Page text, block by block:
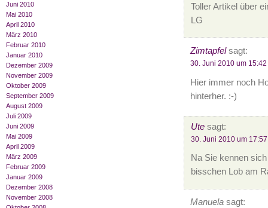
Juni 2010
Mai 2010
April 2010
März 2010
Februar 2010
Januar 2010
Dezember 2009
November 2009
Oktober 2009
September 2009
August 2009
Juli 2009
Juni 2009
Mai 2009
April 2009
März 2009
Februar 2009
Januar 2009
Dezember 2008
November 2008
Toller Artikel über
LG
Zimtapfelsagt:
30. Juni 2010 um 15:42
Hier immer noch
hinterher. :-)
Utesagt:
30. Juni 2010 um 17:57
Na Sie kennen
bisschen Lob am
Manuelasagt: